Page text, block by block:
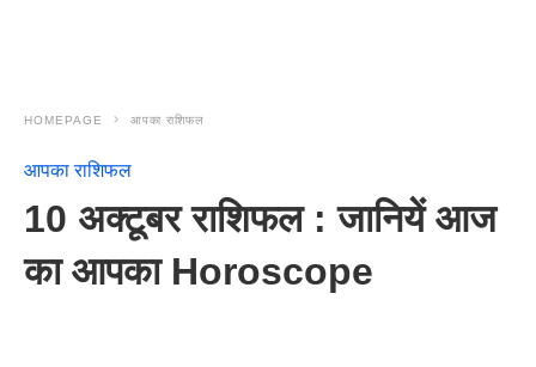
HOMEPAGE आपका राशिफल
आपका राशिफल
10 अक्टूबर राशिफल : जानियें आज
का आपका Horoscope